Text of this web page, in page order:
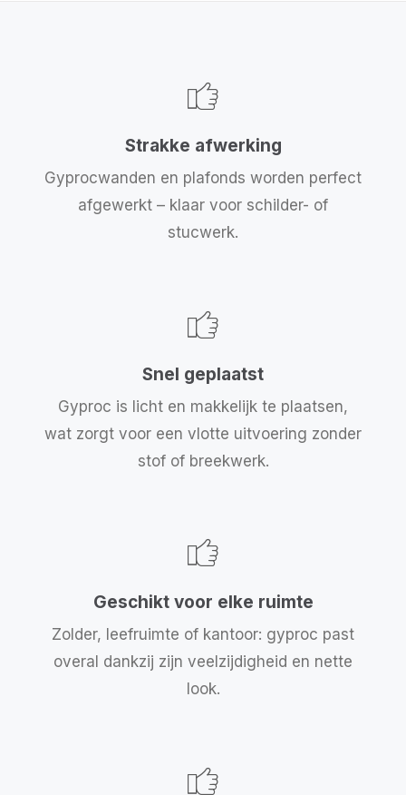
Strakke afwerking
Gyprocwanden en plafonds worden perfect
afgewerkt – klaar voor schilder- of
stucwerk.
Snel geplaatst
Gyproc is licht en makkelijk te plaatsen,
wat zorgt voor een vlotte uitvoering zonder
stof of breekwerk.
Geschikt voor elke ruimte
Zolder, leefruimte of kantoor: gyproc past
overal dankzij zijn veelzijdigheid en nette
look.